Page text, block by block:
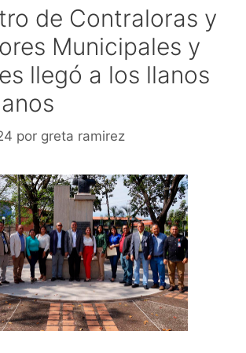
de Contraloras y
Municipales y
llegó a los llanos
por greta ramirez